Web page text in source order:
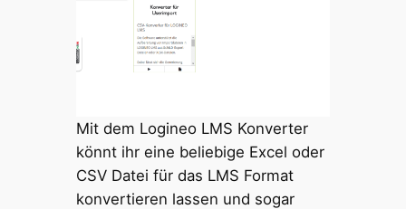
Mit dem Logineo LMS Konverter
könnt ihr eine beliebige Excel oder
CSV Datei für das LMS Format
konvertieren lassen und sogar